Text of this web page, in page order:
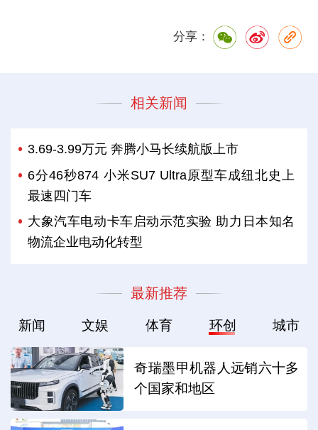
分享：
相关新闻
3.69-3.99万元 奔腾小马长续航版上市
6分46秒874 小米SU7 Ultra原型车成纽北史上
最速四门车
大象汽车电动卡车启动示范实验 助力日本知名
物流企业电动化转型
最新推荐
新闻 文娱 体育 环创 城市
奇瑞墨甲机器人远销六十多
个国家和地区